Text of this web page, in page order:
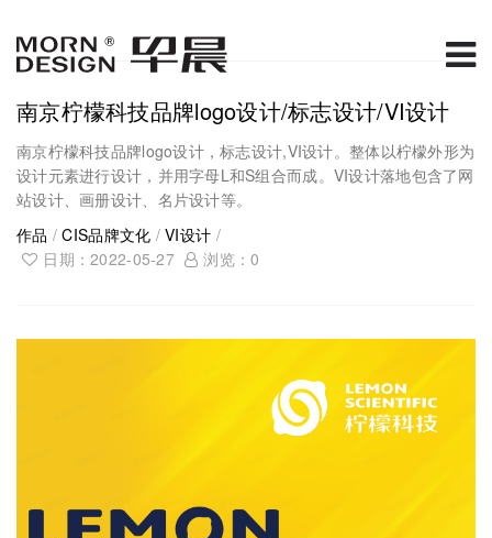
南京柠檬科技品牌logo设计/标志设计/VI设计
南京柠檬科技品牌logo设计，标志设计,VI设计。整体以柠檬外形为
设计元素进行设计，并用字母L和S组合而成。VI设计落地包含了网
站设计、画册设计、名片设计等。
作品 /CIS品牌文化 /VI设计 /
日期：2022-05-27
浏览：0